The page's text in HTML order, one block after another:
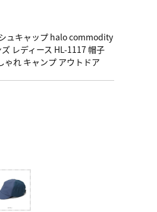
ュキャップ halo commodity
レディース HL-1117 帽子
ゃれ キャンプ アウトドア